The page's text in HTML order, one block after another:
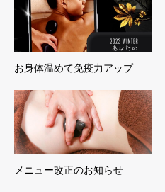
お身体温めて免疫力アップ
メニュー改正のお知らせ